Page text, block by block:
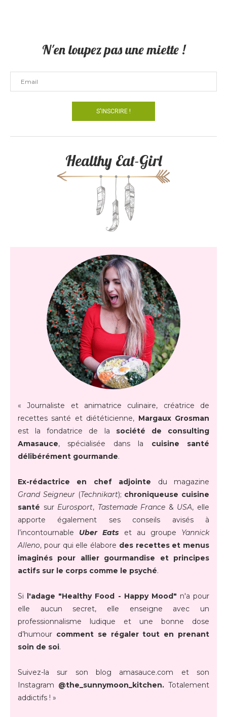
N'en loupez pas une miette !
Healthy Eat-Girl
« Journaliste et animatrice culinaire, créatrice de
recettes santé et diététicienne, Margaux Grosman
est la fondatrice de la société de consulting
Amasauce, spécialisée dans la cuisine santé
délibérément gourmande.
Ex-rédactrice en chef adjointe du magazine
Grand Seigneur(Technikart); chroniqueuse cuisine
santé sur Eurosport, Tastemade France & USA, elle
apporte également ses conseils avisés à
l’incontournable Uber Eats et au groupe Yannick
Alleno, pour qui elle élabore des recettes et menus
imaginés pour allier gourmandise et principes
actifs sur le corps comme le psyché.
Si l'adage "Healthy Food - Happy Mood" n'a pour
elle aucun secret, elle enseigne avec un
professionnalisme ludique et une bonne dose
d’humour comment se régaler tout en prenant
soin de soi.
Suivez-la sur son blog amasauce.com et son
Instagram @the_sunnymoon_kitchen. Totalement
addictifs ! »